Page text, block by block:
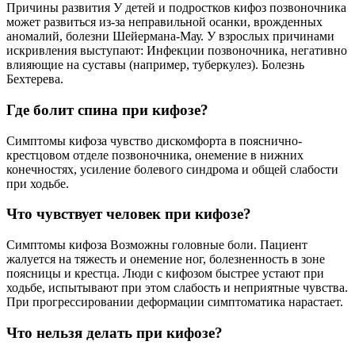
Причины развития У детей и подростков кифоз позвоночника
может развиться из-за неправильной осанки, врожденных
аномалий, болезни Шейермана-Мау. У взрослых причинами
искривления выступают: Инфекции позвоночника, негативно
влияющие на суставы (например, туберкулез). Болезнь
Бехтерева.
Где болит спина при кифозе?
Симптомы кифоза чувство дискомфорта в пояснично-
крестцовом отделе позвоночника, онемение в нижних
конечностях, усиление болевого синдрома и общей слабости
при ходьбе.
Что чувствует человек при кифозе?
Симптомы кифоза Возможны головные боли. Пациент
жалуется на тяжесть и онемение ног, болезненность в зоне
поясницы и крестца. Люди с кифозом быстрее устают при
ходьбе, испытывают при этом слабость и неприятные чувства.
При прогрессировании деформации симптоматика нарастает.
Что нельзя делать при кифозе?